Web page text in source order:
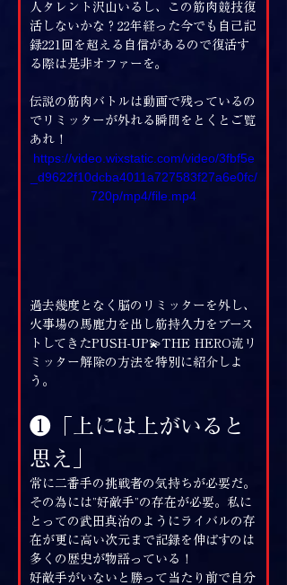
人タレント沢山いるし、この筋肉競技復
活しないかな？22年経った今でも自己記
録221回を超える自信があるので復活す
る際は是非オファーを。
伝説の筋肉バトルは動画で残っているの
でリミッターが外れる瞬間をとくとご覧
あれ！
https://video.wixstatic.com/video/3fbf5e
_d9622f10dcba4011a727583f27a6e0fc/
720p/mp4/file.mp4
過去幾度となく脳のリミッターを外し、
火事場の馬鹿力を出し筋持久力をブース
トしてきたPUSH-UP💫THE HERO流リ
ミッター解除の方法を特別に紹介しよ
う。
❶「上には上がいると
思え」
常に二番手の挑戦者の気持ちが必要だ。
その為には”好敵手”の存在が必要。私に
とっての武田真治のようにライバルの存
在が更に高い次元まで記録を伸ばすのは
多くの歴史が物語っている！
好敵手がいないと勝って当たり前で自分